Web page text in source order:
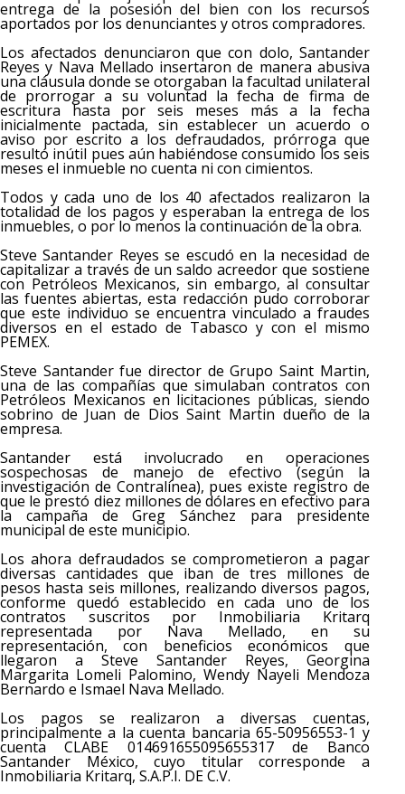
entrega de la posesión del bien con los recursos
aportados por los denunciantes y otros compradores.
Los afectados denunciaron que con dolo, Santander
Reyes y Nava Mellado insertaron de manera abusiva
una cláusula donde se otorgaban la facultad unilateral
de prorrogar a su voluntad la fecha de firma de
escritura hasta por seis meses más a la fecha
inicialmente pactada, sin establecer un acuerdo o
aviso por escrito a los defraudados, prórroga que
resultó inútil pues aún habiéndose consumido los seis
meses el inmueble no cuenta ni con cimientos.
Todos y cada uno de los 40 afectados realizaron la
totalidad de los pagos y esperaban la entrega de los
inmuebles, o por lo menos la continuación de la obra.
Steve Santander Reyes se escudó en la necesidad de
capitalizar a través de un saldo acreedor que sostiene
con Petróleos Mexicanos, sin embargo, al consultar
las fuentes abiertas, esta redacción pudo corroborar
que este individuo se encuentra vinculado a fraudes
diversos en el estado de Tabasco y con el mismo
PEMEX.
Steve Santander fue director de Grupo Saint Martin,
una de las compañías que simulaban contratos con
Petróleos Mexicanos en licitaciones públicas, siendo
sobrino de Juan de Dios Saint Martin dueño de la
empresa.
Santander está involucrado en operaciones
sospechosas de manejo de efectivo (según la
investigación de Contralínea), pues existe registro de
que le prestó diez millones de dólares en efectivo para
la campaña de Greg Sánchez para presidente
municipal de este municipio.
Los ahora defraudados se comprometieron a pagar
diversas cantidades que iban de tres millones de
pesos hasta seis millones, realizando diversos pagos,
conforme quedó establecido en cada uno de los
contratos suscritos por Inmobiliaria Kritarq
representada por Nava Mellado, en su
representación, con beneficios económicos que
llegaron a Steve Santander Reyes, Georgina
Margarita Lomeli Palomino, Wendy Nayeli Mendoza
Bernardo e Ismael Nava Mellado.
Los pagos se realizaron a diversas cuentas,
principalmente a la cuenta bancaria 65-50956553-1 y
cuenta CLABE 014691655095655317 de Banco
Santander México, cuyo titular corresponde a
Inmobiliaria Kritarq, S.A.P.I. DE C.V.